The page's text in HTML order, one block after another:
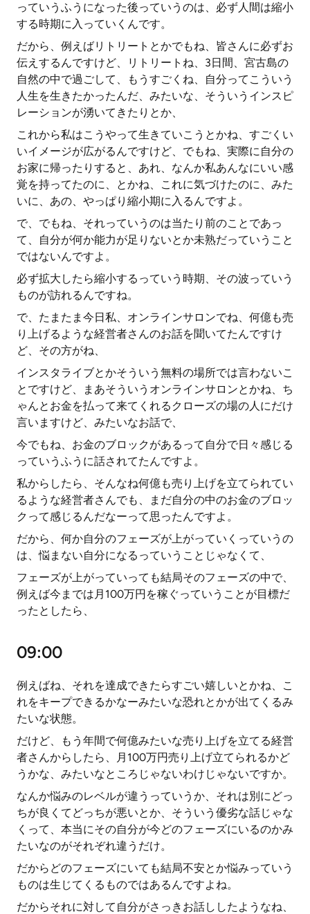
っていうふうになった後っていうのは、必ず人間は縮小
する時期に入っていくんです。
だから、例えばリトリートとかでもね、皆さんに必ずお
伝えするんですけど、リトリートね、3日間、宮古島の
自然の中で過ごして、もうすごくね、自分ってこういう
人生を生きたかったんだ、みたいな、そういうインスピ
レーションが湧いてきたりとか、
これから私はこうやって生きていこうとかね、すごくい
いイメージが広がるんですけど、でもね、実際に自分の
お家に帰ったりすると、あれ、なんか私あんなにいい感
覚を持ってたのに、とかね、これに気づけたのに、みた
いに、あの、やっぱり縮小期に入るんですよ。
で、でもね、それっていうのは当たり前のことであっ
て、自分が何か能力が足りないとか未熟だっていうこと
ではないんですよ。
必ず拡大したら縮小するっていう時期、その波っていう
ものが訪れるんですね。
で、たまたま今日私、オンラインサロンでね、何億も売
り上げるような経営者さんのお話を聞いてたんですけ
ど、その方がね、
インスタライブとかそういう無料の場所では言わないこ
とですけど、まあそういうオンラインサロンとかね、ち
ゃんとお金を払って来てくれるクローズの場の人にだけ
言いますけど、みたいなお話で、
今でもね、お金のブロックがあるって自分で日々感じる
っていうふうに話されてたんですよ。
私からしたら、そんなね何億も売り上げを立てられてい
るような経営者さんでも、まだ自分の中のお金のブロッ
クって感じるんだなーって思ったんですよ。
だから、何か自分のフェーズが上がっていくっていうの
は、悩まない自分になるっていうことじゃなくて、
フェーズが上がっていっても結局そのフェーズの中で、
例えば今までは月100万円を稼ぐっていうことが目標だ
ったとしたら、
09:00
例えばね、それを達成できたらすごい嬉しいとかね、こ
れをキープできるかなーみたいな恐れとかが出てくるみ
たいな状態。
だけど、もう年間で何億みたいな売り上げを立てる経営
者さんからしたら、月100万円売り上げ立てられるかど
うかな、みたいなところじゃないわけじゃないですか。
なんか悩みのレベルが違うっていうか、それは別にどっ
ちが良くてどっちが悪いとか、そういう優劣な話じゃな
くって、本当にその自分が今どのフェーズにいるのかみ
たいなのがそれぞれ違うだけ。
だからどのフェーズにいても結局不安とか悩みっていう
ものは生じてくるものではあるんですよね。
だからそれに対して自分がさっきお話ししたようなね、